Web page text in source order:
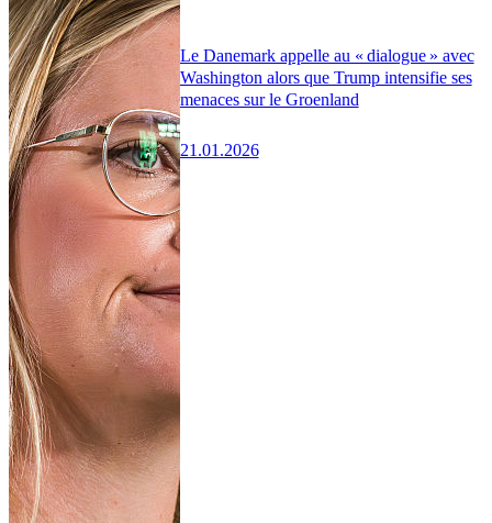
Le Danemark appelle au « dialogue » avec
Washington alors que Trump intensifie ses
menaces sur le Groenland
21.01.2026